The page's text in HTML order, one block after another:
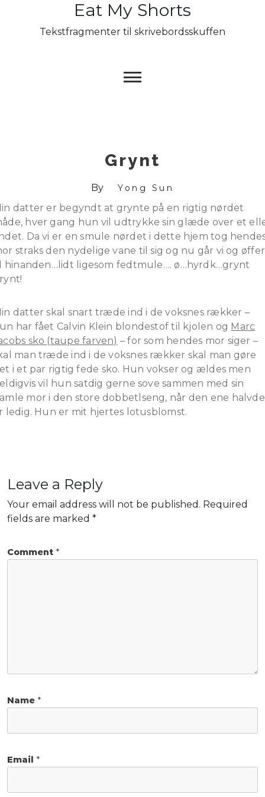
Eat My Shorts
Tekstfragmenter til skrivebordsskuffen
Grynt
By Yong Sun
datter er begyndt at grynte på en rigtig nørdet
hver gang hun vil udtrykke sin glæde over et
Da vi er en smule nørdet i dette hjem tog
straks den nydelige vane til sig og nu går vi og øffer
hinanden…lidt ligesom fedtmule…. ø…hyrdk…grynt
datter skal snart træde ind i de voksnes rækker –
har fået Calvin Klein blondestof til kjolen og Marc
sko (taupe farven) – for som hendes mor siger –
man træde ind i de voksnes rækker skal man gøre
i et par rigtig fede sko. Hun vokser og ældes men
vil hun satdig gerne sove sammen med sin
mor i den store dobbetlseng, når den ene
ledig. Hun er mit hjertes lotusblomst.
Leave a Reply
Your email address will not be published. Required
fields are marked *
Comment *
Name *
Email *